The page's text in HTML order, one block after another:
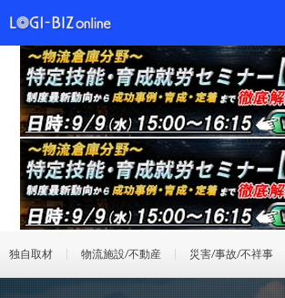
独自取材 物流施設/不動産 災害/事故/不祥事